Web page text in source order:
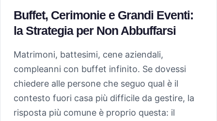
Buffet, Cerimonie e Grandi Eventi:
la Strategia per Non Abbuffarsi
Matrimoni, battesimi, cene aziendali,
compleanni con buffet infinito. Se dovessi
chiedere alle persone che seguo qual è il
contesto fuori casa più difficile da gestire, la
risposta più comune è proprio questa: il